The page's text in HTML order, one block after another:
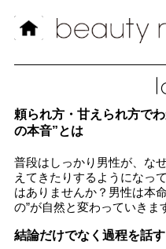
頼られ方・甘えられ方で
の本音”とは
普段はしっかり男性が、な
えてきたりするようになっ
はありませんか？男性は本
の”が自然と変わっていきま
結論だけでなく過程を話す